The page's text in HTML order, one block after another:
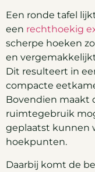
Een ronde tafel
een rechthoekig
scherpe hoeken
en
Dit resulteert in
compacte
Bovendien maakt
ruimtegebruik
geplaatst kunnen
hoekpunten.
Daarbij komt de